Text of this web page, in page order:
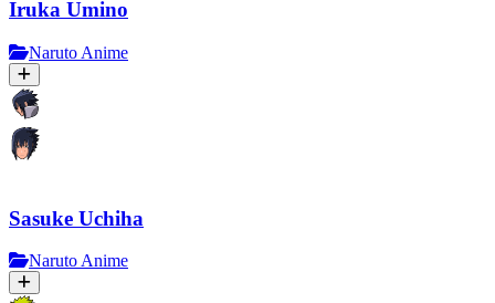
Iruka Umino
Naruto Anime
Sasuke Uchiha
Naruto Anime